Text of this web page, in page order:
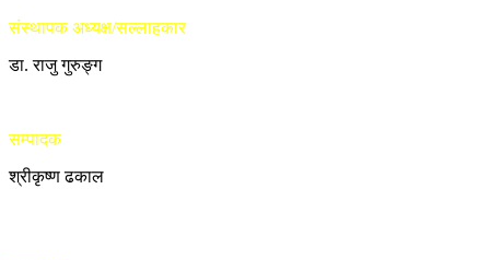
संस्थापक अध्यक्ष/सल्लाहकार
डा. राजु गुरुङ्ग
सम्पादक
श्रीकृष्ण ढकाल